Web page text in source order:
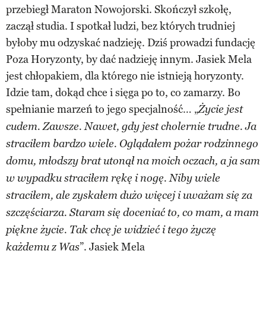
przebiegł Maraton Nowojorski. Skończył szkołę,
zaczął studia. I spotkał ludzi, bez których trudniej
byłoby mu odzyskać nadzieję. Dziś prowadzi fundację
Poza Horyzonty, by dać nadzieję innym. Jasiek Mela
jest chłopakiem, dla którego nie istnieją horyzonty.
Idzie tam, dokąd chce i sięga po to, co zamarzy. Bo
spełnianie marzeń to jego specjalność… „Życie jest
cudem. Zawsze. Nawet, gdy jest cholernie trudne. Ja
straciłem bardzo wiele. Oglądałem pożar rodzinnego
domu, młodszy brat utonął na moich oczach, a ja sam
w wypadku straciłem rękę i nogę. Niby wiele
straciłem, ale zyskałem dużo więcej i uważam się za
szczęściarza. Staram się doceniać to, co mam, a mam
piękne życie. Tak chcę je widzieć i tego życzę
każdemu z Was”. Jasiek Mela